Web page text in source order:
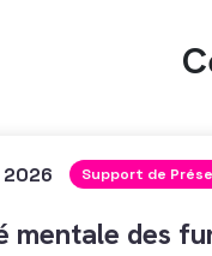
2026 Support de
mentale des